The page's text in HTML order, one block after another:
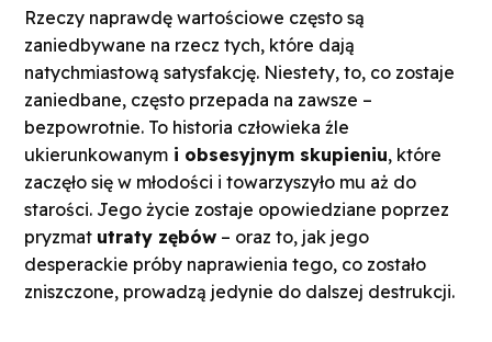
Rzeczy naprawdę wartościowe często są
zaniedbywane na rzecz tych, które dają
natychmiastową satysfakcję. Niestety, to, co zostaje
zaniedbane, często przepada na zawsze –
bezpowrotnie. To historia człowieka źle
ukierunkowanym i obsesyjnym skupieniu, które
zaczęło się w młodości i towarzyszyło mu aż do
starości. Jego życie zostaje opowiedziane poprzez
pryzmat utraty zębów – oraz to, jak jego
desperackie próby naprawienia tego, co zostało
zniszczone, prowadzą jedynie do dalszej destrukcji.